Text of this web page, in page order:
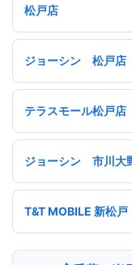
松戸店
ジョーシン 松戸店
テラスモール松戸店
ジョーシン 市川大
T&T MOBILE 新松戸